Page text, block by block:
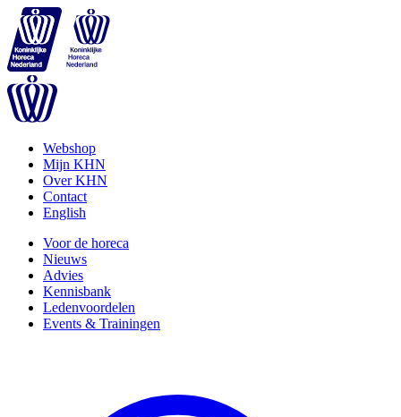
Webshop
Mijn KHN
Over KHN
Contact
English
Voor de horeca
Nieuws
Advies
Kennisbank
Ledenvoordelen
Events & Trainingen